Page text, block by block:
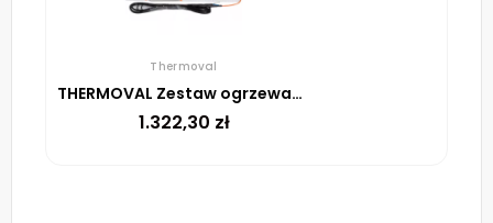
Thermoval
THERMOVAL Zestaw ogrzewania podłogowego – mata TV TO 10m² 170W/m² regulator TT 16 biały
1.322,30 zł